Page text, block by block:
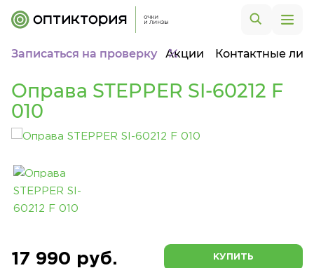
Записаться на проверку Акции Контактные
Оправа STEPPER SI-60212 F
010
17 990 руб. КУПИТЬ